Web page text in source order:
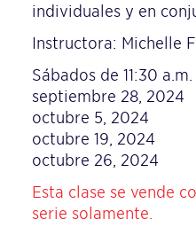
individuales y en
Instructora: Michelle
Sábados de 11:30 a.m.
septiembre 28, 2024
octubre 5, 2024
octubre 19, 2024
octubre 26, 2024
Esta clase se vende
serie solamente.